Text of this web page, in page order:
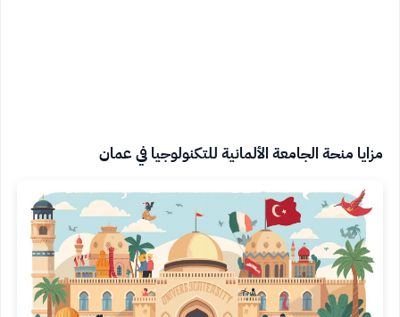
مزايا منحة الجامعة الألمانية للتكنولوجيا في عمان